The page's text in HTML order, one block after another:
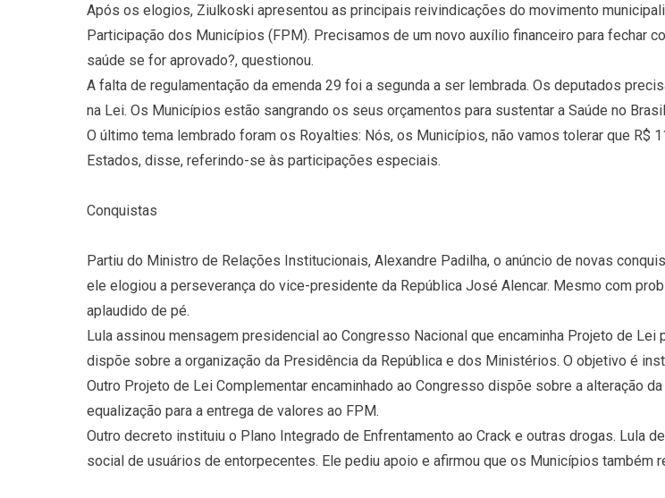
Após os elogios, Ziulkoski apresentou as principais reivindicações do movimento
Participação dos Municípios (FPM). Precisamos de um novo auxílio financeiro para
saúde se for aprovado?, questionou.
A falta de regulamentação da emenda 29 foi a segunda a ser lembrada. Os deputados
na Lei. Os Municípios estão sangrando os seus orçamentos para sustentar a Saúde no
O último tema lembrado foram os Royalties: Nós, os Municípios, não vamos tolerar que
Estados, disse, referindo-se às participações especiais.
Conquistas
Partiu do Ministro de Relações Institucionais, Alexandre Padilha, o anúncio de novas
ele elogiou a perseverança do vice-presidente da República José Alencar. Mesmo com
aplaudido de pé.
Lula assinou mensagem presidencial ao Congresso Nacional que encaminha Projeto de
dispõe sobre a organização da Presidência da República e dos Ministérios. O objetivo é
Outro Projeto de Lei Complementar encaminhado ao Congresso dispõe sobre a alteração
equalização para a entrega de valores ao FPM.
Outro decreto instituiu o Plano Integrado de Enfrentamento ao Crack e outras drogas. Lula
social de usuários de entorpecentes. Ele pediu apoio e afirmou que os Municípios também